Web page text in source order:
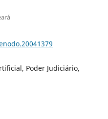
Poder Judiciário,